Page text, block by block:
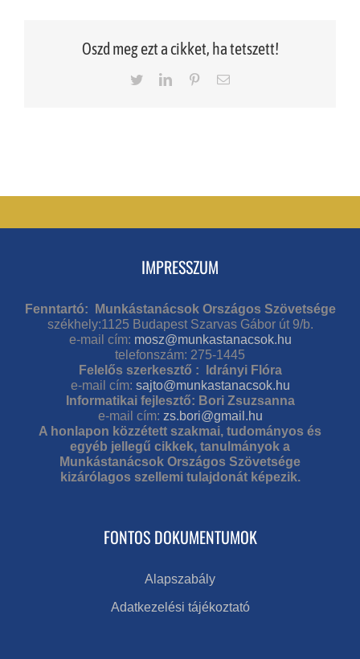
Oszd meg ezt a cikket, ha tetszett!
TwitterLinkedInPinterestEmail
IMPRESSZUM
Fenntartó: Munkástanácsok Országos Szövetsége
székhely:1125 Budapest Szarvas Gábor út 9/b.
e-mail cím: mosz@munkastanacsok.hu
telefonszám: 275-1445
Felelős szerkesztő : Idrányi Flóra
e-mail cím: sajto@munkastanacsok.hu
Informatikai fejlesztő: Bori Zsuzsanna
e-mail cím: zs.bori@gmail.hu
A honlapon közzétett szakmai, tudományos és
egyéb jellegű cikkek, tanulmányok a
Munkástanácsok Országos Szövetsége
kizárólagos szellemi tulajdonát képezik.
FONTOS DOKUMENTUMOK
Alapszabály
Adatkezelési tájékoztató